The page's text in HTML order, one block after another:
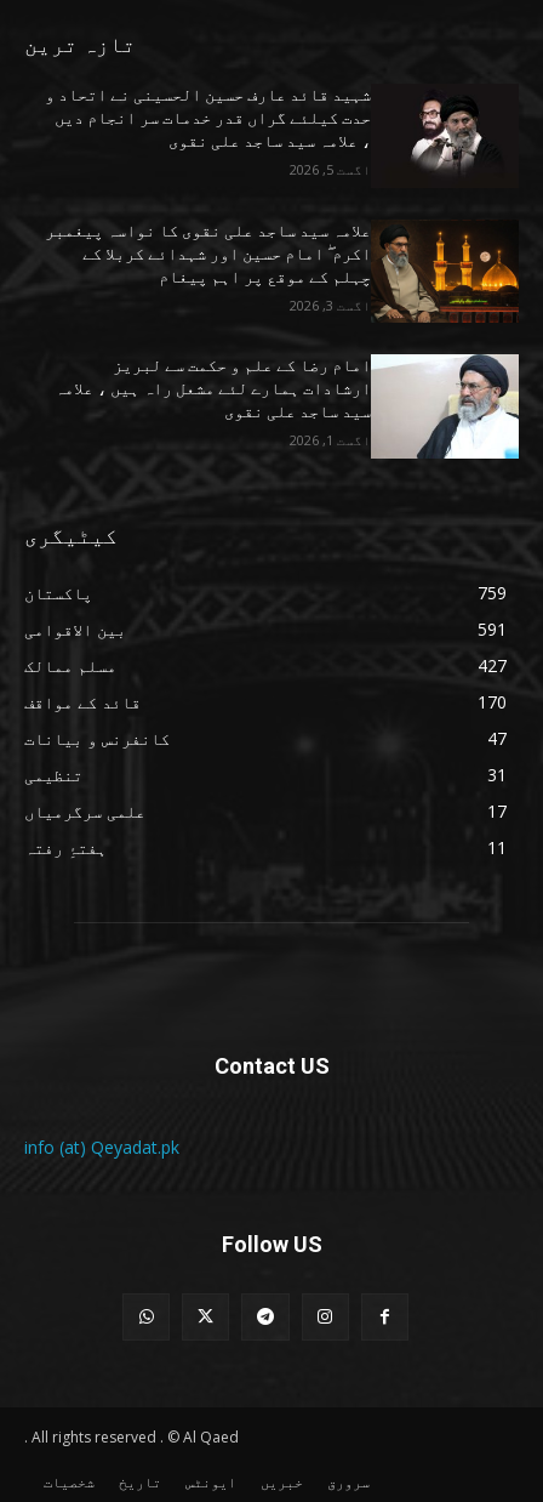
تازہ ترین
شہید قائد عارف حسین الحسینی نے اتحاد و
حدت کیلئے گراں قدر خدمات سر انجام دیں
، علامہ سید ساجد علی نقوی
اگست 5, 2026
علامہ سید ساجد علی نقوی کا نواسہ پیغمبر
اکرم ۖ امام حسین اور شہدائے کربلا کے
چہلم کے موقع پر اہم پیغام
اگست 3, 2026
امام رضا کے علم و حکمت سے لبریز
ارشادات ہمارے لئے مشعل راہ ہیں ، علامہ
سید ساجد علی نقوی
اگست 1, 2026
کیٹیگری
پاکستان
759
بین الاقوامی
591
مسلم ممالک
427
قائد کے مواقف
170
کانفرنس و بیانات
47
تنظیمی
31
علمی سرگرمیاں
17
ہفتۂِ رفتہ
11
Contact US
info (at) Qeyadat.pk
Follow US
All rights reserved . © Al Qaed .
سرورق خبریں ایونٹس تاریخ
شخصیات